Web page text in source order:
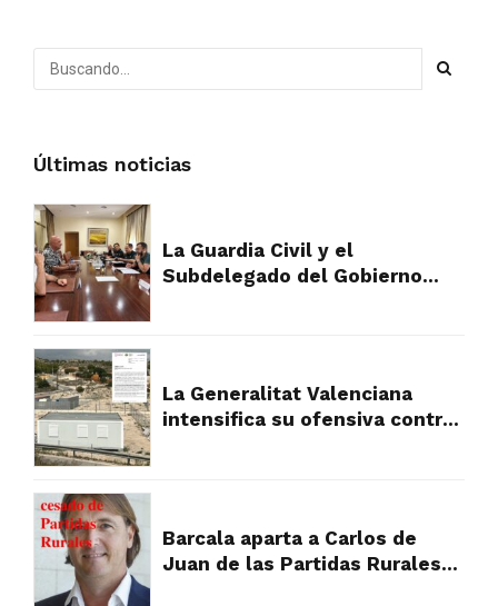
Últimas noticias
La Guardia Civil y el
Subdelegado del Gobierno
La Generalitat Valenciana
intensifica su ofensiva contra
Barcala aparta a Carlos de
Juan de las Partidas Rurales